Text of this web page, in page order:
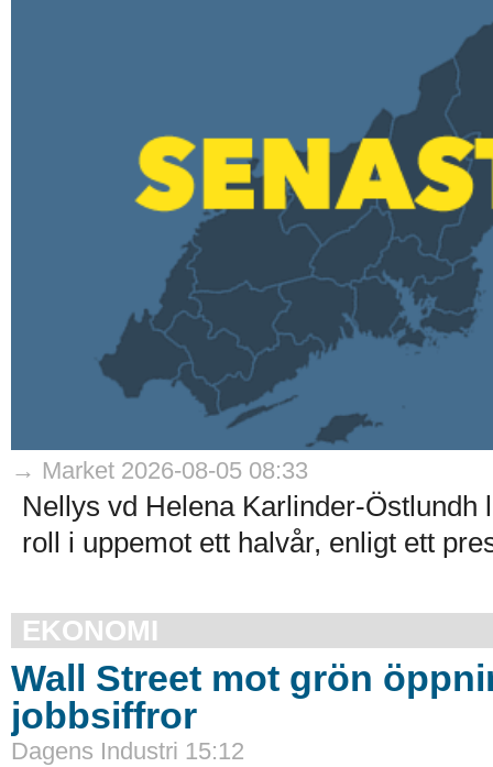
→ Market 2026-08-05 08:33
Nellys vd Helena Karlinder-
roll i uppemot ett halvår, enligt ett
EKONOMI
Wall Street mot grön
jobbsiffror
Dagens Industri 15:12